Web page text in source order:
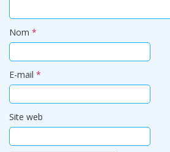
Nom *
E-mail *
Site web